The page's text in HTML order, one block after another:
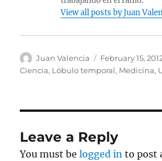
View all posts by Juan
Author
Juan Valencia
Posted
on
February 15,
Ciencia, Lóbulo temporal, Medicina,
Leave a Reply
You must belogged in to post